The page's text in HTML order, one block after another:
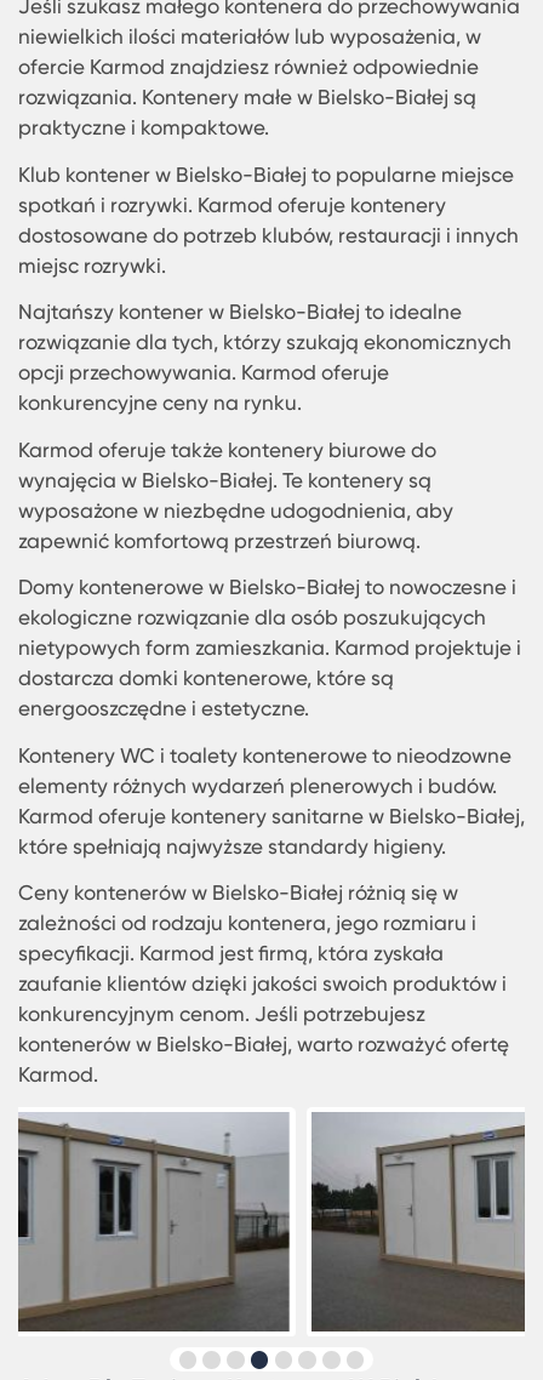
Karmod oferuje także możliwość sprzedaży
kontenerów budowlanych w Bielsko-Białej.
Kontenery te są dostosowane do
narzędzi, materiałów budowlanych i innych
potrzebnych rzeczy na placu budowy. Cena
kontenera budowlanego w Bielsko-Białej zależy
jego rozmiaru i specyfikacji.
Jeśli szukasz małego kontenera do
ofercie Karmod znajdziesz również odpowiednie
rozwiązania. Kontenery małe w Bielsko-Białej są
praktyczne i kompaktowe.
Klub kontener w Bielsko-Białej to popularne
spotkań i rozrywki. Karmod oferuje kontenery
dostosowane do potrzeb klubów, restauracji i
miejsc rozrywki.
rozwiązanie dla tych, którzy szukają
opcji przechowywania. Karmod oferuje
konkurencyjne ceny na rynku.
Karmod oferuje także kontenery biurowe do
wynajęcia w Bielsko-Białej. Te kontenery są
wyposażone w niezbędne udogodnienia, aby
zapewnić komfortową przestrzeń biurową.
Domy kontenerowe w Bielsko-Białej to
ekologiczne rozwiązanie dla osób poszukujących
nietypowych form zamieszkania. Karmod
dostarcza domki kontenerowe, które są
energooszczędne i estetyczne.
Kontenery WC i toalety kontenerowe to